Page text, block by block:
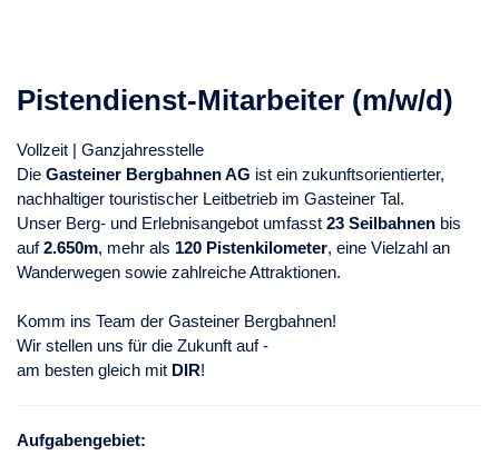
Pistendienst-Mitarbeiter (m/w/d)
Vollzeit | Ganzjahresstelle
Die Gasteiner Bergbahnen AG ist ein zukunftsorientierter,
nachhaltiger touristischer Leitbetrieb im Gasteiner Tal.
Unser Berg- und Erlebnisangebot umfasst 23 Seilbahnen bis
auf2.650m, mehr als 120 Pistenkilometer, eine Vielzahl an
Wanderwegen sowie zahlreiche Attraktionen.
Komm ins Team der Gasteiner Bergbahnen!
Wir stellen uns für die Zukunft auf -
am besten gleich mit DIR!
Aufgabengebiet: